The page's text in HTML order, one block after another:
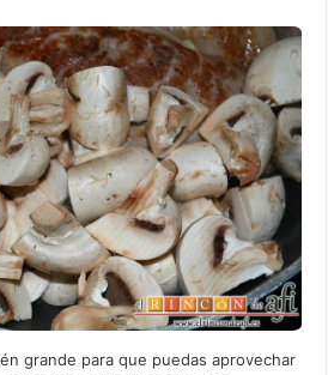
grande para que puedas aprovechar